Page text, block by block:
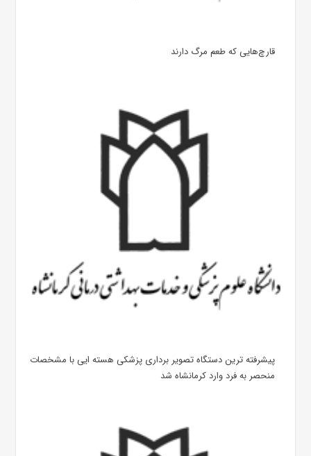
قارچ‌هایی که طعم مرگ دارند
پیشرفته ترین دستگاه تصویر برداری پزشکی هسته ایی با مشخصات
منحصر به فرد وارد کرمانشاه شد